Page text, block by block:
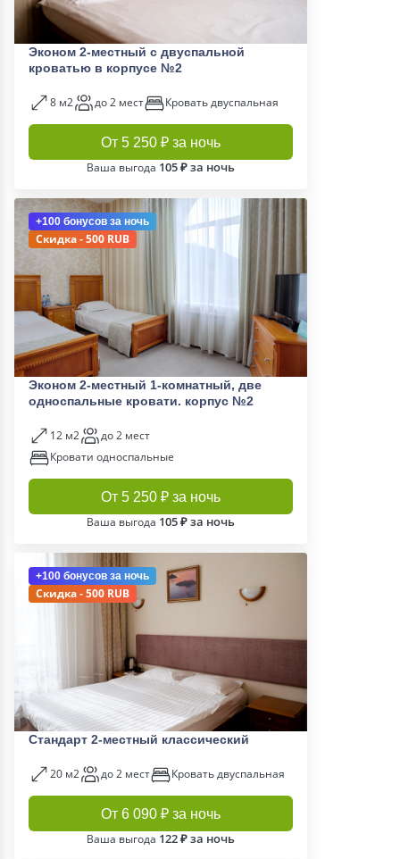
Эконом 2-местный с двуспальной
кроватью в корпусе №2
8 м2 до 2 мест Кровать двуспальная
От 5 250 ₽ за ночь
Ваша выгода 105 ₽ за ночь
+100 бонусов за ночь
Скидка - 500 RUB
Эконом 2-местный 1-комнатный, две
односпальные кровати. корпус №2
12 м2
до 2 мест
Кровати односпальные
От 5 250 ₽ за ночь
Ваша выгода 105 ₽ за ночь
+100 бонусов за ночь
Скидка - 500 RUB
Стандарт 2-местный классический
20 м2 до 2 мест Кровать двуспальная
От 6 090 ₽ за ночь
Ваша выгода 122 ₽ за ночь